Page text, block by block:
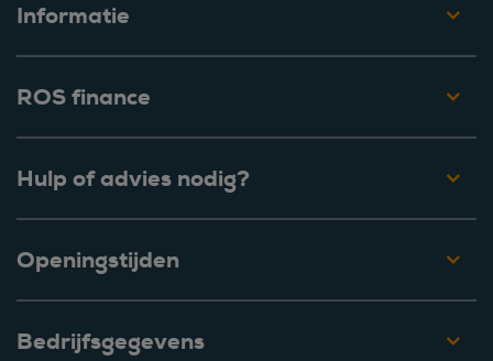
Informatie
ROS finance
Hulp of advies nodig?
Openingstijden
Bedrijfsgegevens